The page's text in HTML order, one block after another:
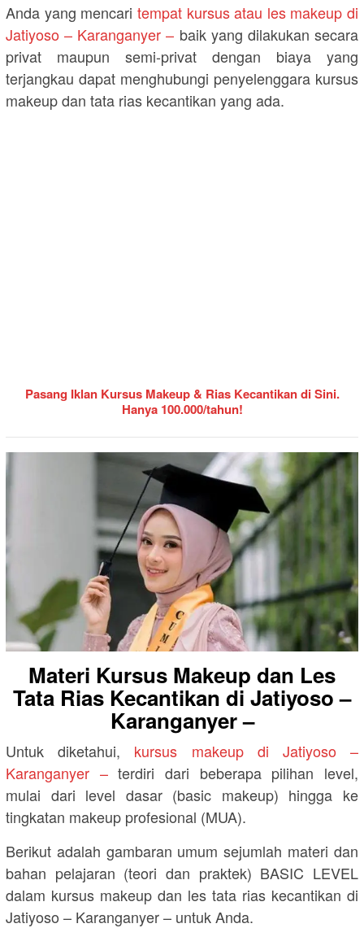
Anda yang mencari tempat kursus atau les makeup di
Jatiyoso – Karanganyer – baik yang dilakukan secara
privat maupun semi-privat dengan biaya yang
terjangkau dapat menghubungi penyelenggara kursus
makeup dan tata rias kecantikan yang ada.
Pasang Iklan Kursus Makeup & Rias Kecantikan di Sini.
Hanya 100.000/tahun!
Materi Kursus Makeup dan Les
Tata Rias Kecantikan di Jatiyoso –
Karanganyer –
Untuk diketahui, kursus makeup di Jatiyoso –
Karanganyer –terdiri dari beberapa pilihan level,
mulai dari level dasar (basic makeup) hingga ke
tingkatan makeup profesional (MUA).
Berikut adalah gambaran umum sejumlah materi dan
bahan pelajaran (teori dan praktek) BASIC LEVEL
dalam kursus makeup dan les tata rias kecantikan di
Jatiyoso – Karanganyer – untuk Anda.